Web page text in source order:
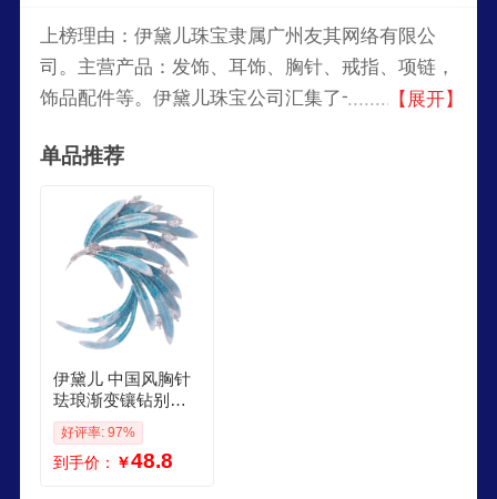
上榜理由：伊黛儿珠宝隶属广州友其网络有限公
司。主营产品：发饰、耳饰、胸针、戒指、项链，
饰品配件等。伊黛儿珠宝公司汇集了一批经验丰富
展的今天，秉承“为您所想，为您所造”的理念。
【展开】
单品推荐
伊黛儿 中国风胸针
珐琅渐变镶钻别针
扣优雅大衣领西服
配饰生日礼物 凤尾
胸针XZ0336
好评率: 97%
到手价： ￥48.8